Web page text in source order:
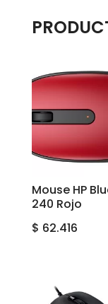
Mouse HP
240 Rojo
$ 62.416